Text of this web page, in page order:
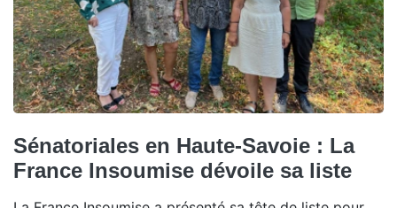
Sénatoriales en Haute-Savoie : La
France Insoumise dévoile sa liste